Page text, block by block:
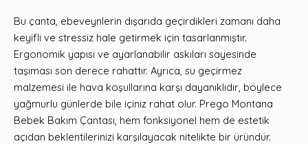
Bu çanta, ebeveynlerin dışarıda geçirdikleri zamanı daha
keyifli ve stressiz hale getirmek için tasarlanmıştır.
Ergonomik yapısı ve ayarlanabilir askıları sayesinde
taşıması son derece rahattır. Ayrıca, su geçirmez
malzemesi ile hava koşullarına karşı dayanıklıdır, böylece
yağmurlu günlerde bile içiniz rahat olur. Prego Montana
Bebek Bakım Çantası, hem fonksiyonel hem de estetik
açıdan beklentilerinizi karşılayacak nitelikte bir üründür.